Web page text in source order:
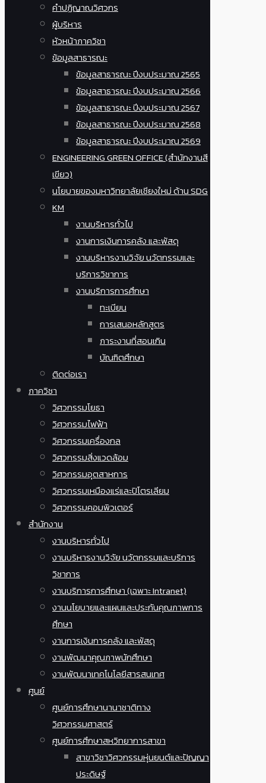
คำปฏิญาณวิศวกร
ผู้บริหาร
หัวหน้าภาควิชา
ข้อมูลสาธารณะ
ข้อมูลสาธารณะ ปีงบประมาณ 2565
ข้อมูลสาธารณะ ปีงบประมาณ 2566
ข้อมูลสาธารณะ ปีงบประมาณ 2567
ข้อมูลสาธารณะ ปีงบประมาณ 2568
ข้อมูลสาธารณะ ปีงบประมาณ 2569
ENGINEERING GREEN OFFICE (สำนักงานสี
เขียว)
นโยบายของมหาวิทยาลัยเชียงใหม่ ด้าน SDG
KM
งานบริหารทั่วไป
งานการเงินการคลัง และพัสดุ
งานบริหารงานวิจัย นวัตกรรมและ
บริการวิชาการ
งานบริการการศึกษา
ทะเบียน
การเสนอหลักสูตร
ภาระงานที่สอนเกิน
บัณฑิตศึกษา
ติดต่อเรา
ภาควิชา
วิศวกรรมโยธา
วิศวกรรมไฟฟ้า
วิศวกรรมเครื่องกล
วิศวกรรมสิ่งแวดล้อม
วิศวกรรมอุตสาหการ
วิศวกรรมเหมืองแร่และปิโตรเลียม
วิศวกรรมคอมพิวเตอร์
สำนักงาน
งานบริหารทั่วไป
งานบริหารงานวิจัย นวัตกรรมและบริการ
วิชาการ
งานบริการการศึกษา (เฉพาะ Intranet)
งานนโยบายและแผนและประกันคุณภาพการ
ศึกษา
งานการเงินการคลัง และพัสดุ
งานพัฒนาคุณภาพนักศึกษา
งานพัฒนาเทคโนโลยีสารสนเทศ
ศูนย์
ศูนย์การศึกษานานาชาติทาง
วิศวกรรมศาสตร์
ศูนย์การศึกษาสหวิทยาการสาขา
สาขาวิชาวิศวกรรมหุ่นยนต์และปัญญา
ประดิษฐ์